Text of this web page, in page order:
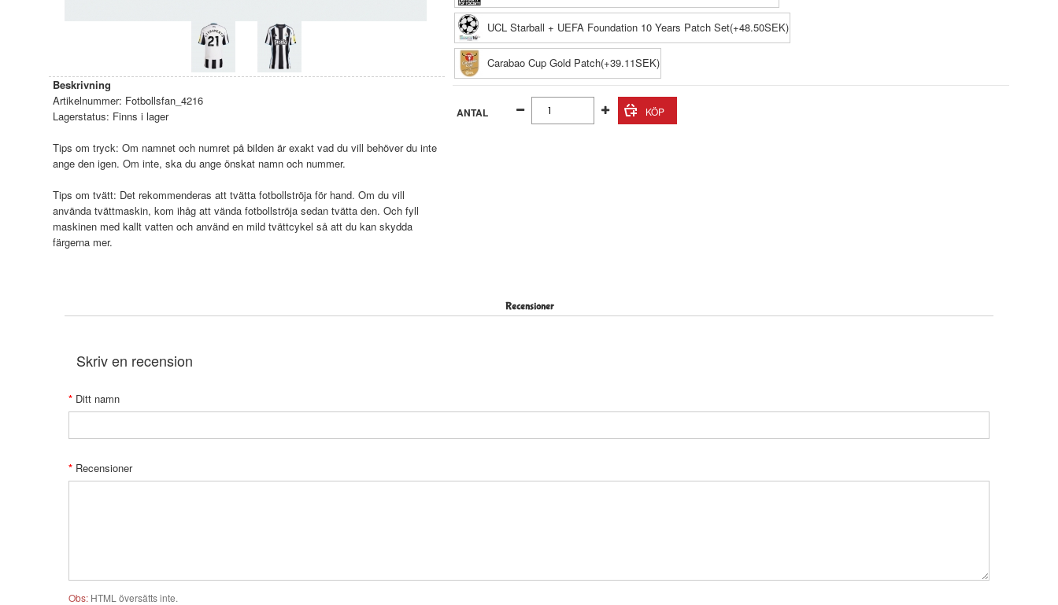
Beskrivning
Artikelnummer: Fotbollsfan_4216
Lagerstatus: Finns i lager
Tips om tryck: Om namnet och numret på bilden är exakt vad du vill behöver du inte
ange den igen. Om inte, ska du ange önskat namn och nummer.
Tips om tvätt: Det rekommenderas att tvätta fotbollströja för hand. Om du vill
använda tvättmaskin, kom ihåg att vända fotbollströja sedan tvätta den. Och fyll
maskinen med kallt vatten och använd en mild tvättcykel så att du kan skydda
färgerna mer.
UCL Starball + UEFA Foundation 10 Years Patch Set(+48.50SEK)
Carabao Cup Gold Patch(+39.11SEK)
ANTAL
Recensioner
Skriv en recension
Ditt namn
Recensioner
Obs: HTML översätts inte.